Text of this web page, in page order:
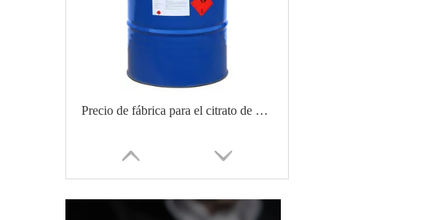
Precio de fábrica para el citrato de acetil tributilo /ATBC